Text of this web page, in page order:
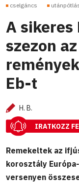
cselgáncs
A sikeres
szezon
Eb-t
H. B.
IRATKOZZ
Remekeltek az
korosztály
versenyen